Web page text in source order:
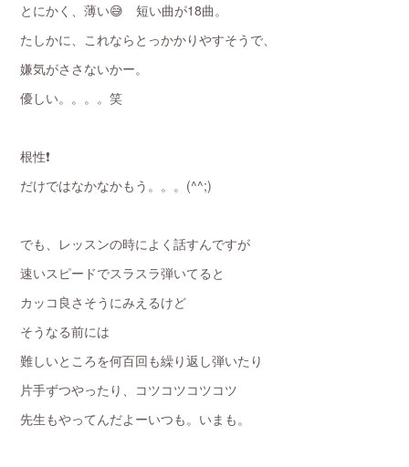
とにかく、薄い😅 短い曲が18曲。
たしかに、これならとっかかりやすそうで、
嫌気がささないかー。
優しい。。。。笑
根性❗️
だけではなかなかもう。。。(^^;)
でも、レッスンの時によく話すんですが
速いスピードでスラスラ弾いてると
カッコ良さそうにみえるけど
そうなる前には
難しいところを何百回も繰り返し弾いたり
片手ずつやったり、コツコツコツコツ
先生もやってんだよーいつも。いまも。